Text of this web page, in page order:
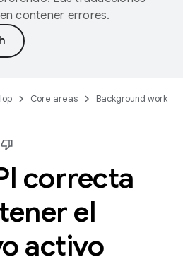
contener errores.
Core areas
Background work
correcta
el
activo